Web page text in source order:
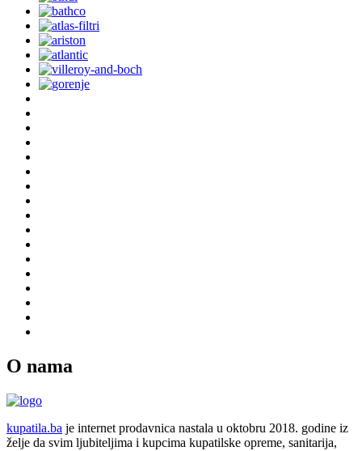
O nama
kupatila.ba je internet prodavnica nastala u oktobru 2018. godine iz
želje da svim ljubiteljima i kupcima kupatilske opreme, sanitarija,